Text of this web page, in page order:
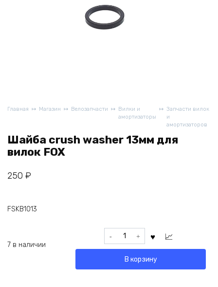
Главная Магазин Велозапчасти
Вилки и
амортизаторы
Запчасти вилок
и
амортизаторов
Шайба crush washer 13мм для
вилок FOX
250 ₽
FSKB1013
7 в наличии
Количество
товара
В корзину